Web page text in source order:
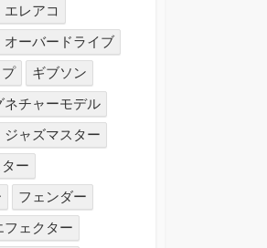
エレアコ
オーバードライブ
ギブソン
ネチャーモデル
ジャズマスター
ー
フェンダー
フェクター